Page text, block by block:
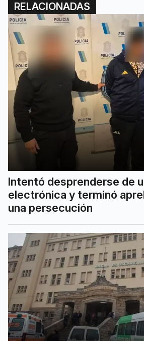
RELACIONADAS
Intentó desprenderse de
electrónica y terminó
una persecución